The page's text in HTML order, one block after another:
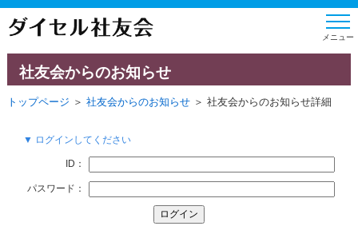
社友会からのお知らせ
トップページ ＞ 社友会からのお知らせ＞ 社友会からのお知らせ詳細
▼ ログインしてください
ID：
パスワード：